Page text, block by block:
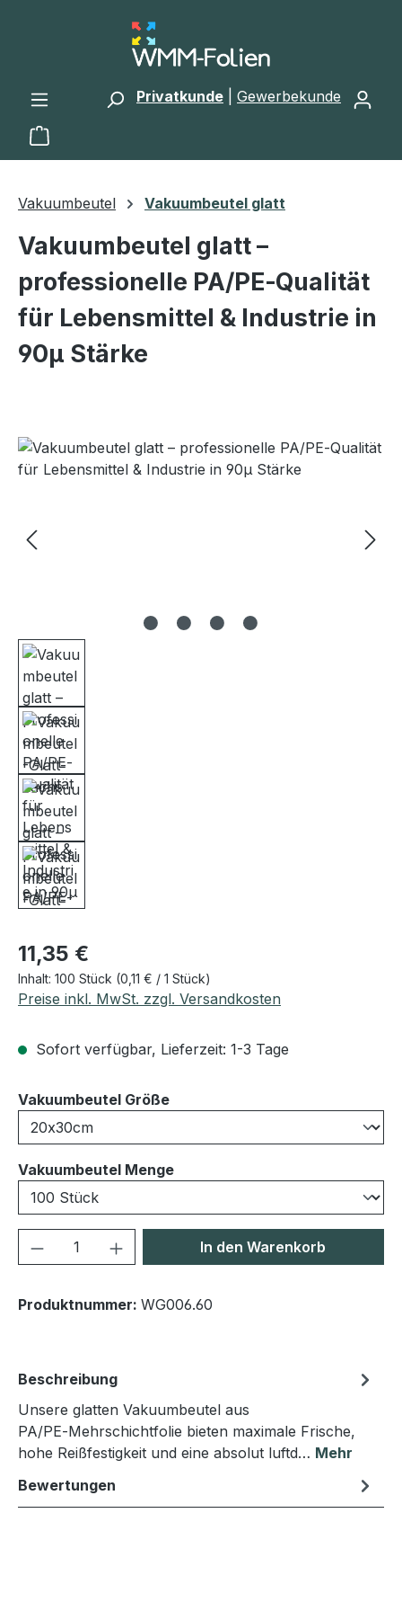
Zum Hauptinhalt springen
Privatkunde Gewerbekunde
Warenkorb enthält 0 Positionen. Der
Vakuumbeutel Vakuumbeutel glatt
Vakuumbeutel glatt –
professionelle PA/PE‑Qualität
für Lebensmittel & Industrie in
90µ Stärke
Bildergalerie überspringen
Regulärer Preis:
11,35 €
Inhalt: 100 Stück (0,11 € / 1 Stück)
Preise inkl. MwSt. zzgl. Versandkosten
Sofort verfügbar, Lieferzeit: 1-3 Tage
Vakuumbeutel Größeauswählen
Vakuumbeutel Mengeauswählen
Produkt Anzahl: Gib denIn den Warenkorb
Produktnummer: WG006.60
Beschreibung
Unsere glatten Vakuumbeutel aus
PA/PE‑Mehrschichtfolie bieten maximale Frische,
hohe Reißfestigkeit und eine absolut luftd… Mehr
Bewertungen